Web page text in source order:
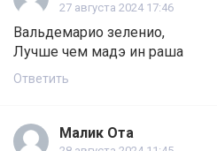
27 августа 2024 17:46
Вальдемарио зеленио,
Лучше чем мадэ ин раша
Ответить
Малик Ота